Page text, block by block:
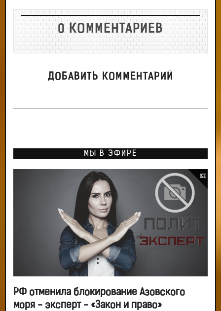
0 КОММЕНТАРИЕВ
ДОБАВИТЬ КОММЕНТАРИЙ
МЫ В ЭФИРЕ
РФ отменила блокирование Азовского
моря - эксперт - «Закон и право»